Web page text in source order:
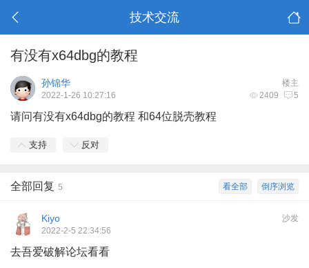
技术交流
有没有x64dbg的教程
楼主
孙锦华
2409 5
2022-1-26 10:27:16
请问有没有x64dbg的教程 和64位脱壳教程
支持 反对
倒序浏览
看全部
全部回复 5
沙发
Kiyo
2022-2-5 22:34:56
去吾爱破解论坛看看